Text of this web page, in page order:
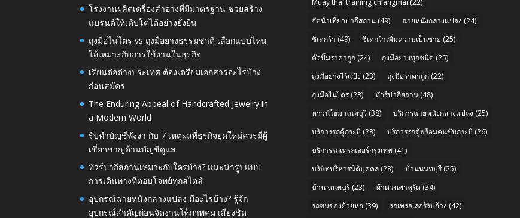
โรงงานผลิตเครื่องสำอางที่มีมาตรฐาน ช่วยสร้าง
แบรนด์ให้เติบโตได้อย่างยั่งยืน
ถุงมือไนไตร vs ถุงมือยางธรรมชาติ เลือกแบบไหน
ให้เหมาะกับการใช้งานในธุรกิจ
เรียนต่อต่างประเทศ ต้องเตรียมเอกสารอะไรบ้าง
ก่อนสมัคร
The Enduring Appeal of Handcrafted Jewelry in
a Modern World
รับทำบัญชีพังงา กับ 7 เหตุผลที่ธุรกิจยุคใหม่ควรมีผู้
เชี่ยวชาญด้านบัญชีดูแล
ทัวร์ปากีสถานเหมาะกับใครบ้าง? แนะนำรูปแบบ
การเดินทางที่ตอบโจทย์ทุกสไตล์
อุปกรณ์ฉายหนังกลางแปลง มีอะไรบ้าง? รู้จัก
อุปกรณ์สำคัญก่อนจัดงานให้ภาพคม เสียงชัด
จัดนำเที่ยวปากีสถาน(49) ฉายหนังกลางแปลง (24)
ซิเดกร้า (49) ซิเดกร้าเพิ่มความเป็นชาย (25)
ตัวปั๊มราคาถูก(24) ถุงมือยางทุกชนิด (25)
ถุงมือยางไร้แป้ง (23) ถุงมือราคาถูก(22)
ถุงมือไนไตร(23) ทัวร์ปากีสถาน(48)
ทาวน์โฮม นนทบุรี(38) บริการฉายหนังกลางแปลง (25)
บริการรถตู้กระบี่ (28) บริการรถตู้พร้อมคนขับกระบี่ (26)
บริการรถเทรลเลอร์กรุงเทพ (41)
บริษัทบริหารนิติบุคคล(28) บ้านนนทบุรี(25)
บ้าน นนทบุรี(23) ผ้าต่วนพาหุรัด (34)
รถขนของย้ายหอ(39) รถเทรลเลอร์รับจ้าง (42)